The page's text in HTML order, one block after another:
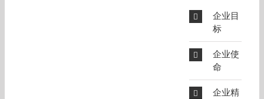
企业目
标
企业使
命
企业精